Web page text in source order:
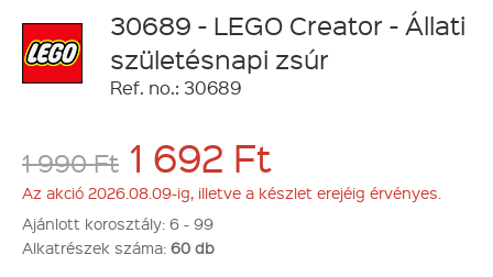
30689 - LEGO Creator - Állati
születésnapi zsúr
Ref. no.: 30689
1 990 Ft 1 692 Ft
Az akció 2026.08.09-ig, illetve a készlet erejéig érvényes.
Ajánlott korosztály: 6 - 99
Alkatrészek száma: 60 db